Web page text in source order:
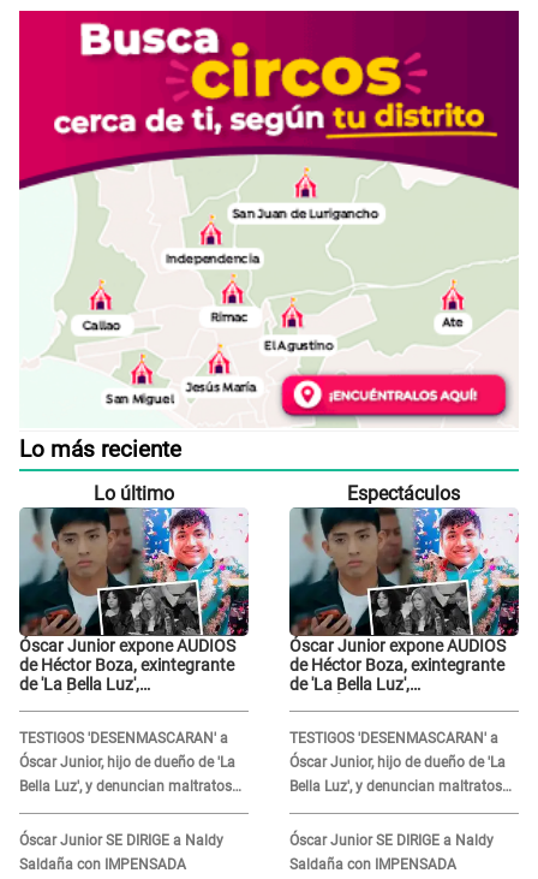
Lo más reciente
Lo último
Óscar Junior expone AUDIOS
de Héctor Boza, exintegrante
de 'La Bella Luz',
"Grábame..."
TESTIGOS 'DESENMASCARAN' a
Óscar Junior, hijo de dueño de 'La
Bella Luz', y denuncian maltratos
en la orquesta: "Los humilla..."
Óscar Junior SE DIRIGE a Naldy
Saldaña con IMPENSADA
Espectáculos
Óscar Junior expone AUDIOS
de Héctor Boza, exintegrante
de 'La Bella Luz',
"Grábame..."
TESTIGOS 'DESENMASCARAN' a
Óscar Junior, hijo de dueño de 'La
Bella Luz', y denuncian maltratos
en la orquesta: "Los humilla..."
Óscar Junior SE DIRIGE a Naldy
Saldaña con IMPENSADA